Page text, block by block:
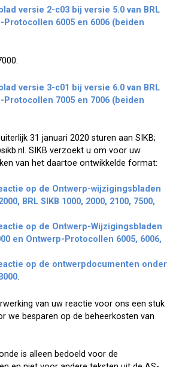
versie 2-c03 bij versie 5.0 van BRL
Protocollen 6005 en 6006 (beiden
versie 3-c01 bij versie 6.0 van BRL
Protocollen 7005 en 7006 (beiden
31 januari 2020 sturen aan SIKB;
SIKB verzoekt u om voor uw
van het daartoe ontwikkelde format:
op de Ontwerp-wijzigingsbladen
BRL SIKB 1000, 2000, 2100, 7500,
op de Ontwerp-Wijzigingsbladen
en Ontwerp-Protocollen 6005, 6006,
op de ontwerpdocumenten onder
.
van uw reactie voor ons een stuk
we besparen op de beheerkosten van
is alleen bedoeld voor de